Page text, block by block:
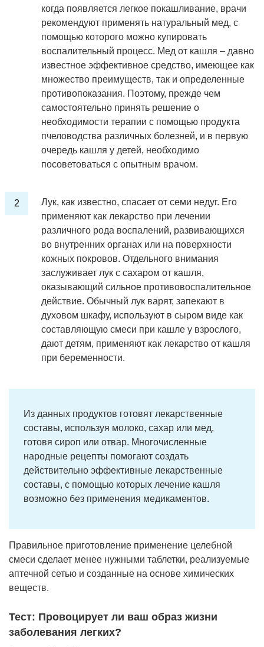
когда появляется легкое покашливание, врачи
рекомендуют применять натуральный мед, с
помощью которого можно купировать
воспалительный процесс. Мед от кашля – давно
известное эффективное средство, имеющее как
множество преимуществ, так и определенные
противопоказания. Поэтому, прежде чем
самостоятельно принять решение о
необходимости терапии с помощью продукта
пчеловодства различных болезней, и в первую
очередь кашля у детей, необходимо
посоветоваться с опытным врачом.
Лук, как известно, спасает от семи недуг. Его
применяют как лекарство при лечении
различного рода воспалений, развивающихся
во внутренних органах или на поверхности
кожных покровов. Отдельного внимания
заслуживает лук с сахаром от кашля,
оказывающий сильное противовоспалительное
действие. Обычный лук варят, запекают в
духовом шкафу, используют в сыром виде как
составляющую смеси при кашле у взрослого,
дают детям, применяют как лекарство от кашля
при беременности.
Из данных продуктов готовят лекарственные
составы, используя молоко, сахар или мед,
готовя сироп или отвар. Многочисленные
народные рецепты помогают создать
действительно эффективные лекарственные
составы, с помощью которых лечение кашля
возможно без применения медикаментов.
Правильное приготовление применение целебной
смеси сделает менее нужными таблетки, реализуемые
аптечной сетью и созданные на основе химических
веществ.
Тест: Провоцирует ли ваш образ жизни
заболевания легких?